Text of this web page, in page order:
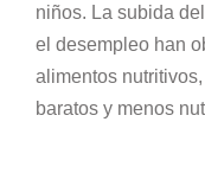
niños. La subida
el desempleo han
alimentos
baratos y menos